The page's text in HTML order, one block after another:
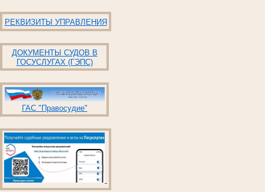
РЕКВИЗИТЫ УПРАВЛЕНИЯ
ДОКУМЕНТЫ СУДОВ В
ГОСУСЛУГАХ (ГЭПС)
ГАС "Правосудие"